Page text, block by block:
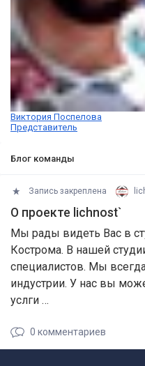
Виктория Поспелова
Представитель
Блог команды
Запись закреплена
О проекте lichnost`
Мы рады видеть Вас в
Кострома. В нашей
специалистов. Мы
индустрии. У нас вы
услги …
0 комментариев